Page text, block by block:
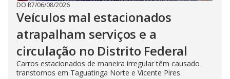
DO R7/06/08/2026
Veículos mal estacionados
atrapalham serviços e a
circulação no Distrito Federal
Carros estacionados de maneira irregular têm causado
transtornos em Taguatinga Norte e Vicente Pires